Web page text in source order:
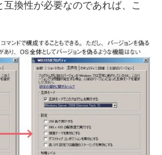
換性が必要なのであれば、こ